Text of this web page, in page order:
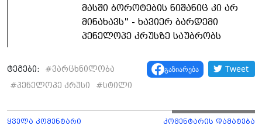
მასში ბოროტების ნიშანიც კი არ
მინახავს" - ხავიერ ბარდემი
პენელოპე კრუსზე საუბრობს
ტეგები: #ვარცხნილობა
#პენელოპე კრუსი #სტილი
გაზიარება Tweet
ყველა კომენტარი კომენტარის დამატება